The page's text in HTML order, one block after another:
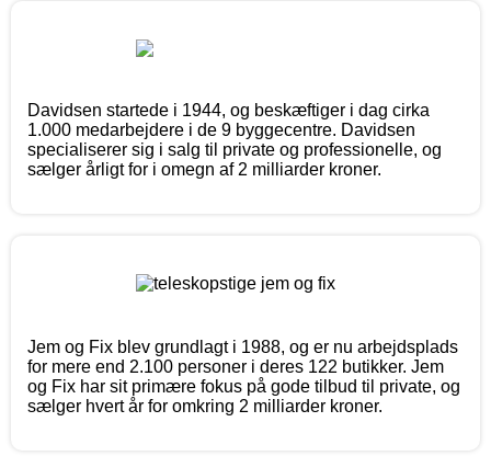
Davidsen startede i 1944, og beskæftiger i dag cirka
1.000 medarbejdere i de 9 byggecentre. Davidsen
specialiserer sig i salg til private og professionelle, og
sælger årligt for i omegn af 2 milliarder kroner.
Jem og Fix blev grundlagt i 1988, og er nu arbejdsplads
for mere end 2.100 personer i deres 122 butikker. Jem
og Fix har sit primære fokus på gode tilbud til private, og
sælger hvert år for omkring 2 milliarder kroner.